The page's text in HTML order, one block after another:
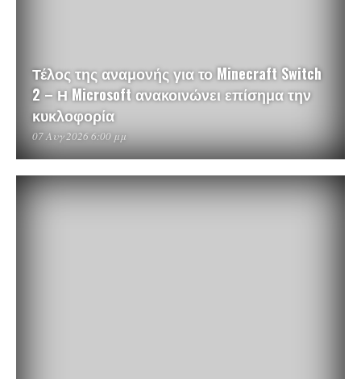
Τέλος της αναμονής για το Minecraft Switch
2 – Η Microsoft ανακοινώνει επίσημα την
κυκλοφορία
07 Αυγ 2026 6:00 μμ